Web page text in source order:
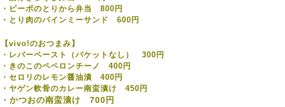
・ビーボのとりから弁当 800円
・とり肉のバインミーサンド 600円
【vivo!のおつまみ】
・レバーペースト（バケットなし） 300円
・きのこのペペロンチーノ 400円
・セロリのレモン醤油漬 400円
・ヤゲン軟骨のカレー南蛮漬け 450円
・かつおの南蛮漬け 700円